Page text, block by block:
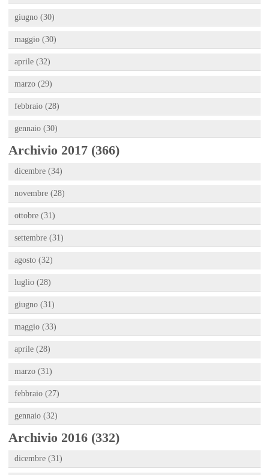
giugno (30)
maggio (30)
aprile (32)
marzo (29)
febbraio (28)
gennaio (30)
Archivio 2017 (366)
dicembre (34)
novembre (28)
ottobre (31)
settembre (31)
agosto (32)
luglio (28)
giugno (31)
maggio (33)
aprile (28)
marzo (31)
febbraio (27)
gennaio (32)
Archivio 2016 (332)
dicembre (31)